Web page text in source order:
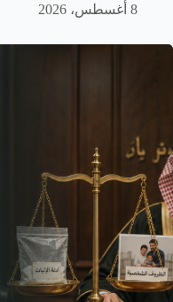
8 أغسطس، 2026